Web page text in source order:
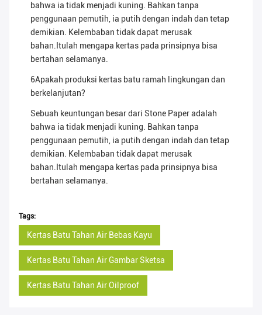
bahwa ia tidak menjadi kuning. Bahkan tanpa
penggunaan pemutih, ia putih dengan indah dan tetap
demikian. Kelembaban tidak dapat merusak
bahan.Itulah mengapa kertas pada prinsipnya bisa
bertahan selamanya.
6Apakah produksi kertas batu ramah lingkungan dan
berkelanjutan?
Sebuah keuntungan besar dari Stone Paper adalah
bahwa ia tidak menjadi kuning. Bahkan tanpa
penggunaan pemutih, ia putih dengan indah dan tetap
demikian. Kelembaban tidak dapat merusak
bahan.Itulah mengapa kertas pada prinsipnya bisa
bertahan selamanya.
Tags:
Kertas Batu Tahan Air Bebas Kayu
Kertas Batu Tahan Air Gambar Sketsa
Kertas Batu Tahan Air Oilproof